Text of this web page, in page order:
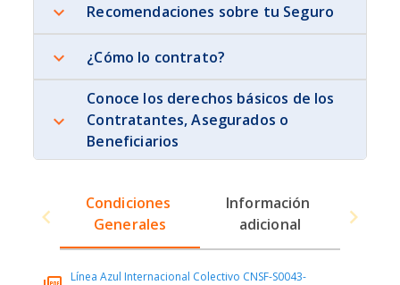
Recomendaciones sobre tu Seguro
¿Cómo lo contrato?
Conoce los derechos básicos de los
Contratantes, Asegurados o
Beneficiarios
Condiciones
Generales
Información
adicional
Línea Azul Internacional Colectivo CNSF-S0043-